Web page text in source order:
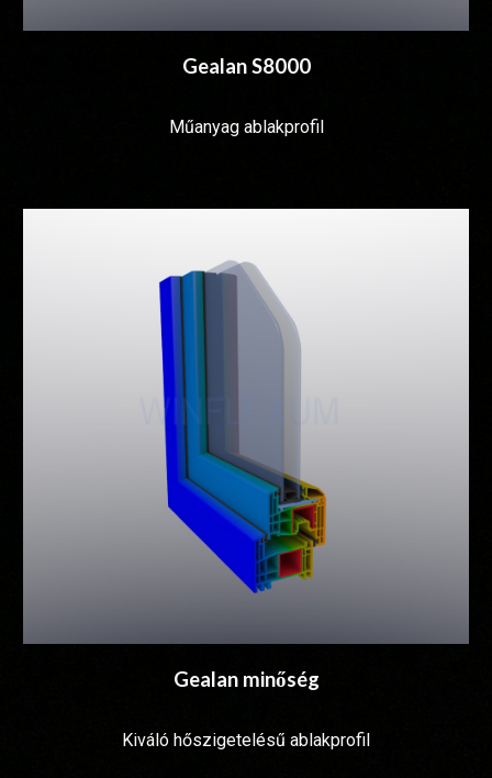
Gealan S8000
Műanyag ablakprofil
Gealan minőség
Kiváló hőszigetelésű ablakprofil